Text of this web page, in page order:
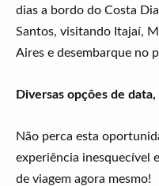
dias a bordo do Costa
Santos, visitando Itajaí,
Aires e desembarque no
Diversas opções de
Não perca esta
experiência inesquecível
de viagem agora mesmo!